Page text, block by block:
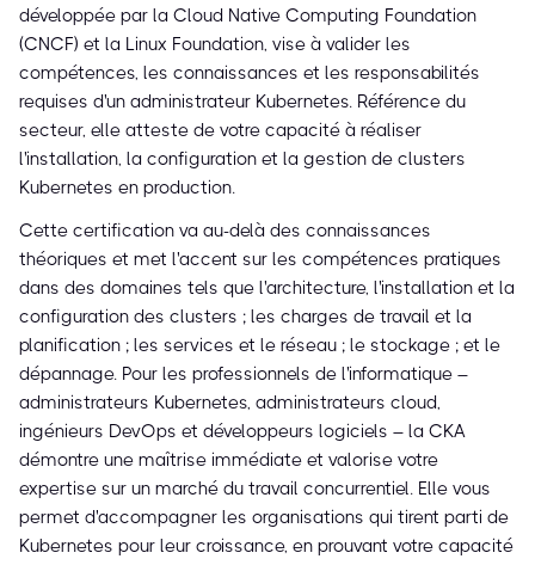
développée par la Cloud Native Computing Foundation
(CNCF) et la Linux Foundation, vise à valider les
compétences, les connaissances et les responsabilités
requises d'un administrateur Kubernetes. Référence du
secteur, elle atteste de votre capacité à réaliser
l'installation, la configuration et la gestion de clusters
Kubernetes en production.
Cette certification va au-delà des connaissances
théoriques et met l'accent sur les compétences pratiques
dans des domaines tels que l'architecture, l'installation et la
configuration des clusters ; les charges de travail et la
planification ; les services et le réseau ; le stockage ; et le
dépannage. Pour les professionnels de l'informatique –
administrateurs Kubernetes, administrateurs cloud,
ingénieurs DevOps et développeurs logiciels – la CKA
démontre une maîtrise immédiate et valorise votre
expertise sur un marché du travail concurrentiel. Elle vous
permet d'accompagner les organisations qui tirent parti de
Kubernetes pour leur croissance, en prouvant votre capacité